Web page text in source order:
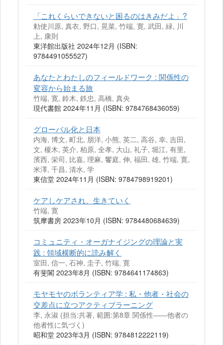
「これくらいできないと困るのはきみだよ」?
勅使川原, 真衣, 野口, 晃菜, 竹端, 寛, 武田, 緑, 川
上, 康則
東洋館出版社 2024年12月 (ISBN:
9784491055527)
あなたとわたしのフィールドワーク : 関係性の
変容から始まる旅
竹端, 寛, 鈴木, 鉄忠, 高橋, 真央
現代書館 2024年11月 (ISBN: 9784768436059)
グローバル化と日本
内海, 博文, 町北, 朋洋, 小熊, 英二, 高谷, 幸, 吉田,
文, 榎木, 英介, 柏原, 全孝, 大山, 礼子, 堀江, 有里,
濱西, 栄司, 比嘉, 理麻, 饗庭, 伸, 福田, 雄, 竹端, 寛,
米澤, 千昌, 清水, 学
東信堂 2024年11月 (ISBN: 9784798919201)
ケアしケアされ、生きていく
竹端, 寛
筑摩書房 2023年10月 (ISBN: 9784480684639)
コミュニティ・オーガナイジングの理論と実
践 : 領域横断的に読み解く
室田, 信一, 石神, 圭子, 竹端, 寛
有斐閣 2023年8月 (ISBN: 9784641174863)
モヤモヤのボランティア学 : 私・他者・社会の
交差点に立つアクティブラーニング
李, 永淑 (担当:共著, 範囲:第8章 関係性――他者の
他者性に気づく)
昭和堂 2023年3月 (ISBN: 9784812222119)